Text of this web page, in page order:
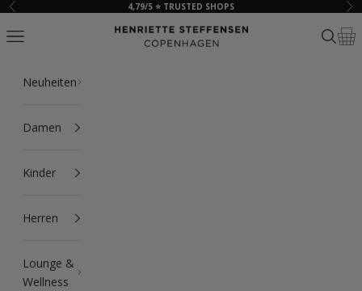
Zum Inhalt springen
Zurück 4,79/5 ⭐ TRUSTED SHOPS Vor
HSCPH
Navigationsmenü öffnen Suche
Neuheiten
Damen
Kinder
Herren
Lounge &
Wellness